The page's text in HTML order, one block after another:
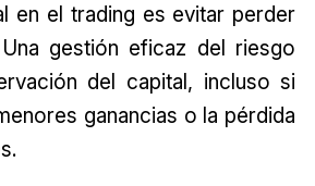
en el trading es evitar perder
gestión eficaz del riesgo
del capital, incluso si
ganancias o la pérdida